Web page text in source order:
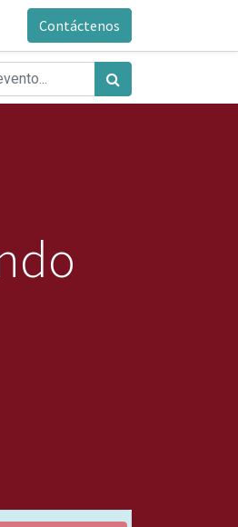
Contáctenos